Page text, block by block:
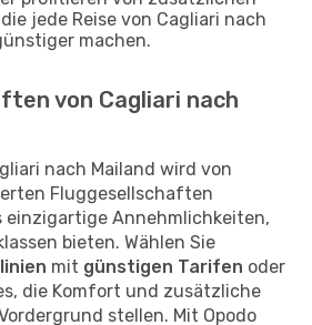
jede Reise von Cagliari nach
machen.
von Cagliari nach
nach Mailand wird von
Fluggesellschaften
einzigartige Annehmlichkeiten,
bieten. Wählen Sie
mit günstigen Tarifen oder
die Komfort und zusätzliche
stellen. Mit Opodo